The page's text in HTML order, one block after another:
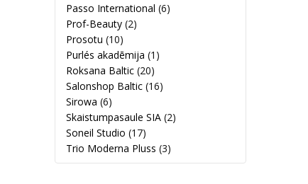
Passo International (6)
Prof-Beauty (2)
Prosotu (10)
Purlés akadēmija (1)
Roksana Baltic (20)
Salonshop Baltic (16)
Sirowa (6)
Skaistumpasaule SIA (2)
Soneil Studio (17)
Trio Moderna Pluss (3)